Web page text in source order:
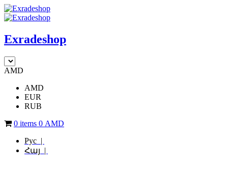
Exradeshop
AMD
AMD
EUR
RUB
0 items 0 AMD
Рус |
Հայ |